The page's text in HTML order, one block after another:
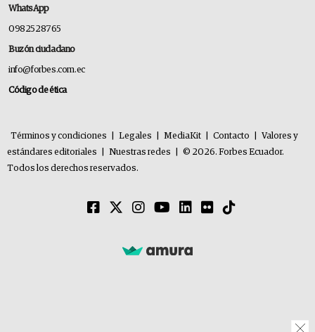
WhatsApp
0982528765
Buzón ciudadano
info@forbes.com.ec
Código de ética
Términos y condiciones Legales MediaKit Contacto
Valores y
estándares editoriales
Nuestras redes
© 2026. Forbes Ecuador.
Todos los derechos reservados.